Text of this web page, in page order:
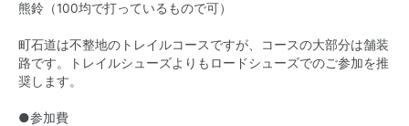
熊鈴（100均で打っているもので可）
町石道は不整地のトレイルコースですが、コースの大部分は舗装
路です。トレイルシューズよりもロードシューズでのご参加を推
奨します。
●参加費